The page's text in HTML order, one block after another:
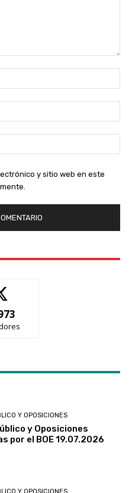
y sitio web en este
Y OPOSICIONES
y Oposiciones
por el BOE 19.07.2026